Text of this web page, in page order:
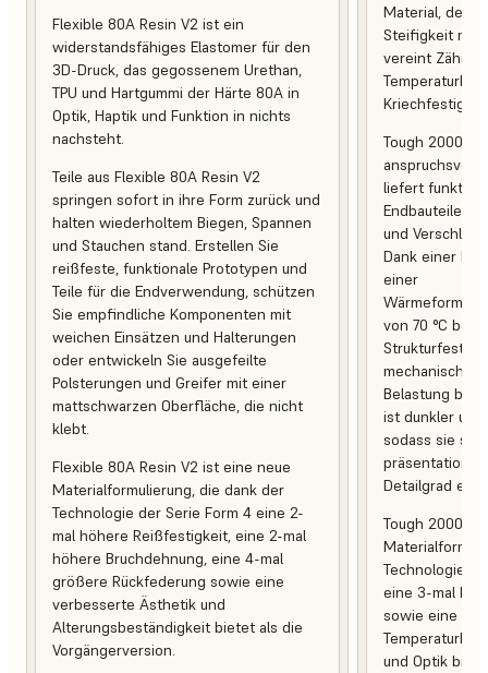
Flexible 80A Resin V2 ist ein
widerstandsfähiges Elastomer für den
3D-Druck, das gegossenem Urethan,
TPU und Hartgummi der Härte 80A in
Optik, Haptik und Funktion in nichts
nachsteht.
Teile aus Flexible 80A Resin V2
springen sofort in ihre Form zurück und
halten wiederholtem Biegen, Spannen
und Stauchen stand. Erstellen Sie
reißfeste, funktionale Prototypen und
Teile für die Endverwendung, schützen
Sie empfindliche Komponenten mit
weichen Einsätzen und Halterungen
oder entwickeln Sie ausgefeilte
Polsterungen und Greifer mit einer
mattschwarzen Oberfläche, die nicht
klebt.
Flexible 80A Resin V2 ist eine neue
Materialformulierung, die dank der
Technologie der Serie Form 4 eine 2-
mal höhere Reißfestigkeit, eine 2-mal
höhere Bruchdehnung, eine 4-mal
größere Rückfederung sowie eine
verbesserte Ästhetik und
Alterungsbeständigkeit bietet als die
Vorgängerversion.
Material,
Steifigkeit mit
vereint
Tough 2000
liefert
Endbauteile,
und
Dank einer
einer
von 70 °C
mechanischer
Belastung bei.
ist dunkler
sodass sie
Detailgrad
Tough 2000
Technologie
eine 3-mal
sowie eine
und Optik